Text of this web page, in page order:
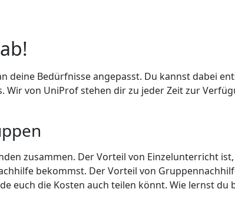
deine Bedürfnisse angepasst. Du kannst dabei
Wir von UniProf stehen dir zu jeder Zeit zur
zusammen. Der Vorteil von Einzelunterricht
bekommst. Der Vorteil von
euch die Kosten auch teilen könnt. Wie lernst du